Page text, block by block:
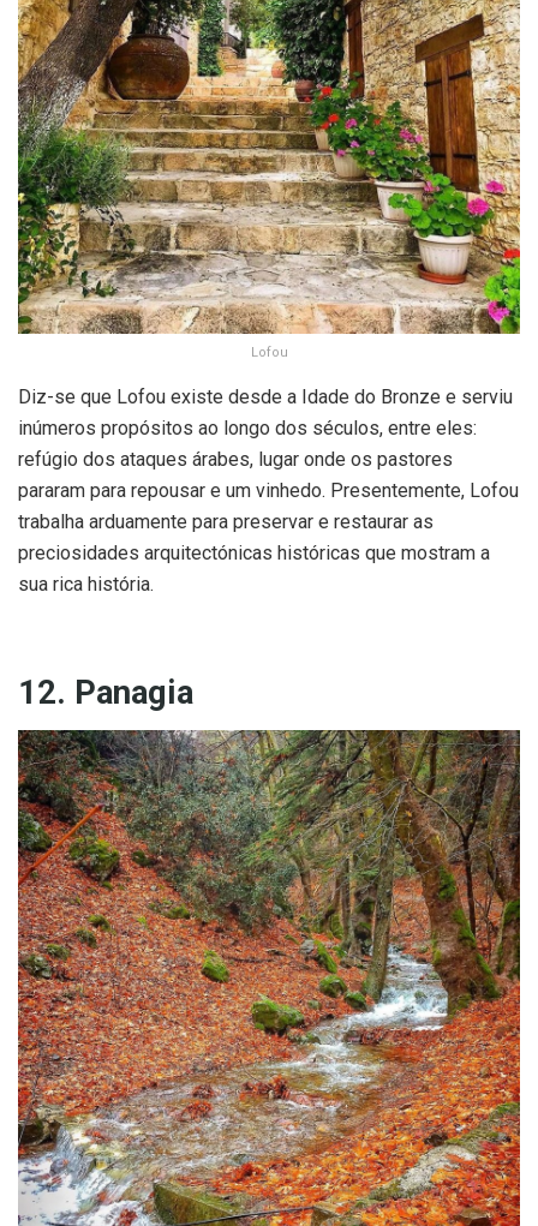
Lofou
Diz-se que Lofou existe desde a Idade do Bronze e serviu
inúmeros propósitos ao longo dos séculos, entre eles:
refúgio dos ataques árabes, lugar onde os pastores
pararam para repousar e um vinhedo. Presentemente, Lofou
trabalha arduamente para preservar e restaurar as
preciosidades arquitectónicas históricas que mostram a
sua rica história.
12. Panagia